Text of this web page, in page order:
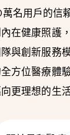
名用戶的信
在健康照護
與創新服務
方位醫療體
更理想的生